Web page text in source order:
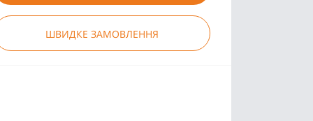
ШВИДКЕ ЗАМОВЛЕННЯ